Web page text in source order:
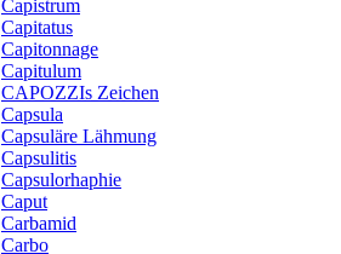
Capistrum
Capitatus
Capitonnage
Capitulum
CAPOZZIs Zeichen
Capsula
Capsuläre Lähmung
Capsulitis
Capsulorhaphie
Caput
Carbamid
Carbo